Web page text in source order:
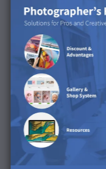
märkeruut.
PDF-fail
Oma kujunduse
tulemuse
Digitali
laadidasiit
. Pärast
ava Photoshop ja
klõpsaAdobe PDF-i
saad klõpsata
Laadi
eelseadistuse faili.